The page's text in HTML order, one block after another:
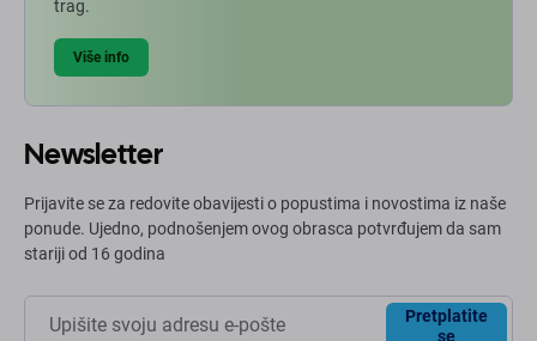
trag.
Više info
Newsletter
Prijavite se za redovite obavijesti o popustima i novostima iz naše
ponude. Ujedno, podnošenjem ovog obrasca potvrđujem da sam
stariji od 16 godina
Pretplatite
se